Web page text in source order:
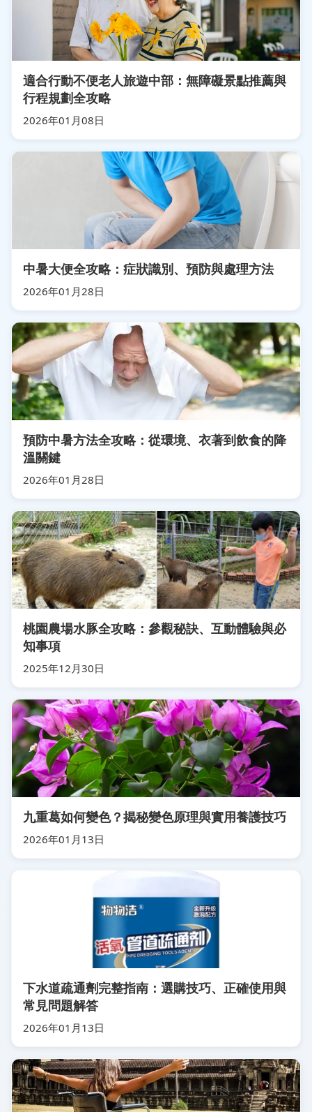
適合行動不便老人旅遊中部：無障礙景點推薦與
行程規劃全攻略
2026年01月08日
中暑大便全攻略：症狀識別、預防與處理方法
2026年01月28日
預防中暑方法全攻略：從環境、衣著到飲食的降
溫關鍵
2026年01月28日
桃園農場水豚全攻略：參觀秘訣、互動體驗與必
知事項
2025年12月30日
九重葛如何變色？揭秘變色原理與實用養護技巧
2026年01月13日
下水道疏通劑完整指南：選購技巧、正確使用與
常見問題解答
2026年01月13日